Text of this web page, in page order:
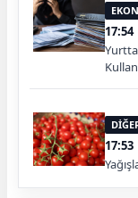
17:54
17:53